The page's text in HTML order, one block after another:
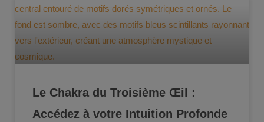
Le Chakra du Troisième Œil :
Accédez à votre Intuition Profonde